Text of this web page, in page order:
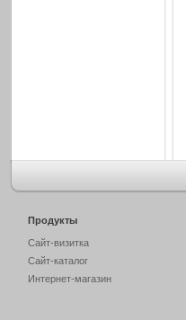
Продукты
Сайт-визитка
Сайт-каталог
Интернет-магазин